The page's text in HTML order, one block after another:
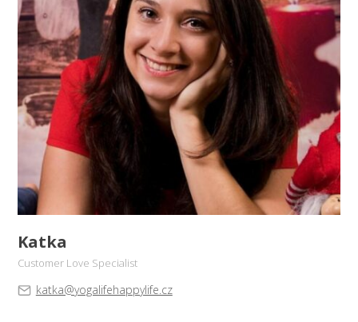
Katka
Customer Love Specialist
katka@yogalifehappylife.cz